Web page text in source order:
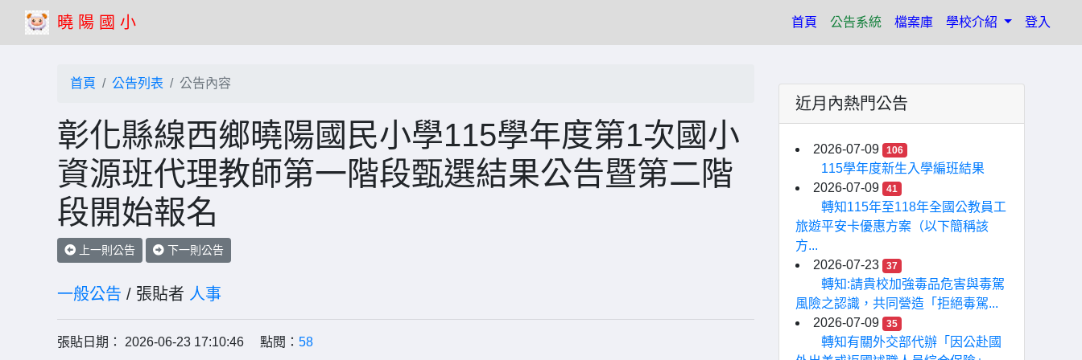
曉 陽 國 小 首頁 (current)
公告系統 檔案庫 學校介紹 登入
首頁 公告列表 公告內容
彰化縣線西鄉曉陽國民小學115學年度第1次國小
資源班代理教師第一階段甄選結果公告暨第二階
段開始報名
上一則公告 下一則公告
一般公告 / 張貼者 人事
張貼日期： 2026-06-23 17:10:46 點閱： 58
近月內熱門公告
2026-07-09 106
115學年度新生入學編班結果
2026-07-09
41
轉知115年至118年全國公教員工
旅遊平安卡優惠方案（以下簡稱該
方...
2026-07-23
37
轉知:請貴校加強毒品危害與毒駕
風險之認識，共同營造「拒絕毒駕...
2026-07-09
35
轉知有關外交部代辦「因公赴國